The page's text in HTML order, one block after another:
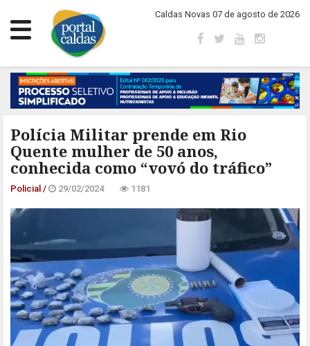
Caldas Novas 07 de agosto de 2026
Polícia Militar prende em Rio
Quente mulher de 50 anos,
conhecida como “vovó do tráfico”
Policial / 29/02/2024 1181